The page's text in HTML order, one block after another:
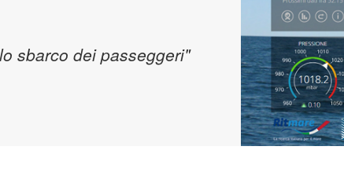
sbarco dei passeggeri"